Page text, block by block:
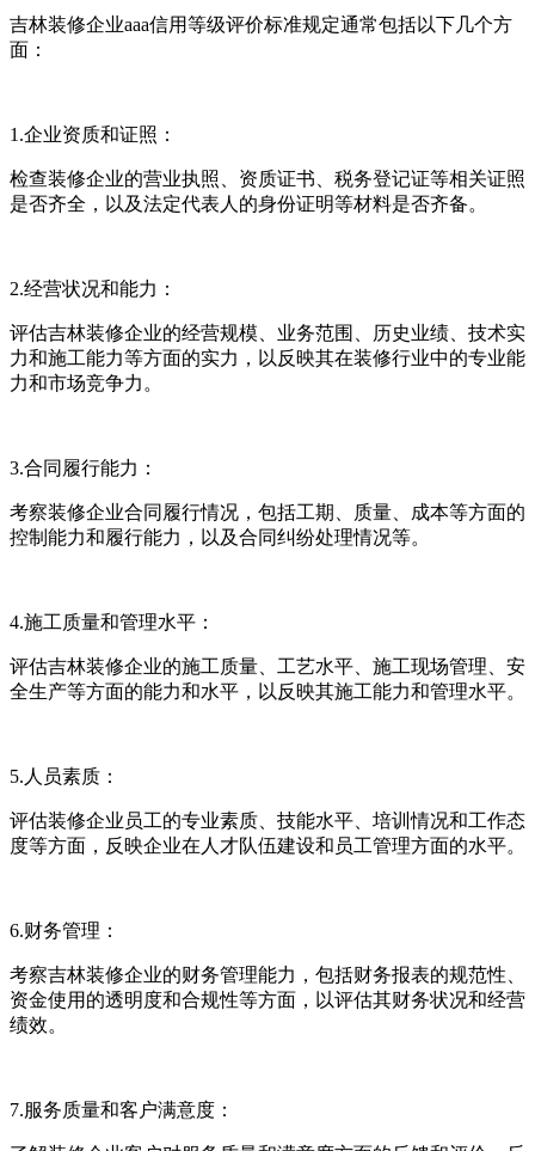
吉林装修企业aaa信用等级评价标准规定通常包括以下几个方
面：
1.企业资质和证照：
检查装修企业的营业执照、资质证书、税务登记证等相关证照
是否齐全，以及法定代表人的身份证明等材料是否齐备。
2.经营状况和能力：
评估吉林装修企业的经营规模、业务范围、历史业绩、技术实
力和施工能力等方面的实力，以反映其在装修行业中的专业能
力和市场竞争力。
3.合同履行能力：
考察装修企业合同履行情况，包括工期、质量、成本等方面的
控制能力和履行能力，以及合同纠纷处理情况等。
4.施工质量和管理水平：
评估吉林装修企业的施工质量、工艺水平、施工现场管理、安
全生产等方面的能力和水平，以反映其施工能力和管理水平。
5.人员素质：
评估装修企业员工的专业素质、技能水平、培训情况和工作态
度等方面，反映企业在人才队伍建设和员工管理方面的水平。
6.财务管理：
考察吉林装修企业的财务管理能力，包括财务报表的规范性、
资金使用的透明度和合规性等方面，以评估其财务状况和经营
绩效。
7.服务质量和客户满意度：